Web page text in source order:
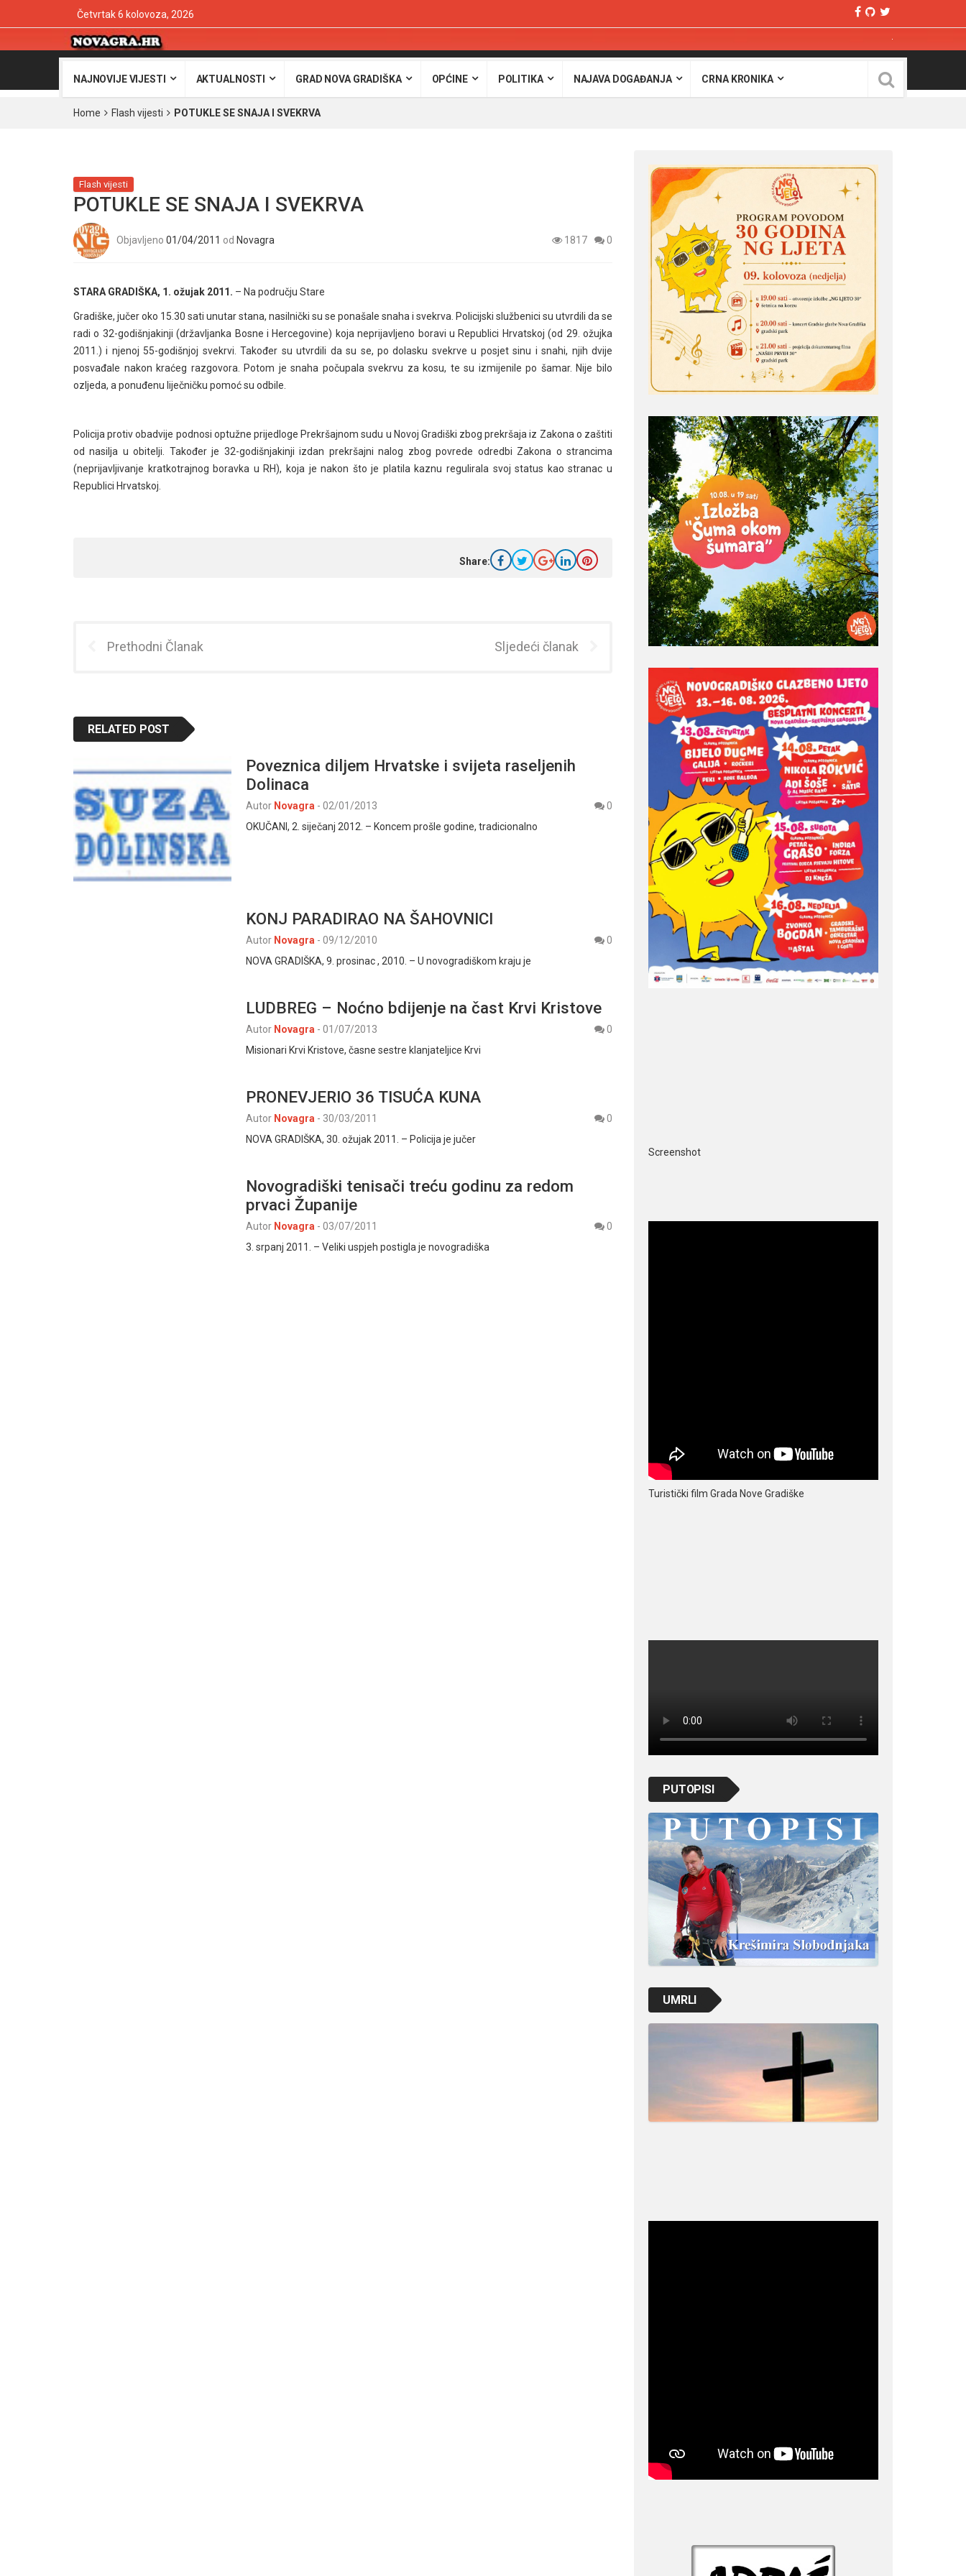
Četvrtak 6 kolovoza, 2026
NAJNOVIJE VIJESTI AKTUALNOSTI GRAD NOVA GRADIŠKA OPĆINE POLITIKA NAJAVA DOGAĐANJA CRNA KRONIKA
Home Flash vijesti POTUKLE SE SNAJA I SVEKRVA
Flash vijesti
POTUKLE SE SNAJA I SVEKRVA
Objavljeno 01/04/2011 od Novagra 1817 0
STARA GRADIŠKA, 1. ožujak 2011. – Na području Stare
Gradiške, jučer oko 15.30 sati unutar stana, nasilnički su se ponašale snaha i svekrva. Policijski službenici su utvrdili da se
radi o 32-godišnjakinji (državljanka Bosne i Hercegovine) koja neprijavljeno boravi u Republici Hrvatskoj (od 29. ožujka
2011.) i njenoj 55-godišnjoj svekrvi. Također su utvrdili da su se, po dolasku svekrve u posjet sinu i snahi, njih dvije
posvađale nakon kraćeg razgovora. Potom je snaha počupala svekrvu za kosu, te su izmijenile po šamar. Nije bilo
ozljeda, a ponuđenu liječničku pomoć su odbile.
Policija protiv obadvije podnosi optužne prijedloge Prekršajnom sudu u Novoj Gradiški zbog prekršaja iz Zakona o zaštiti
od nasilja u obitelji. Također je 32-godišnjakinji izdan prekršajni nalog zbog povrede odredbi Zakona o strancima
(neprijavljivanje kratkotrajnog boravka u RH), koja je nakon što je platila kaznu regulirala svoj status kao stranac u
Republici Hrvatskoj.
Share:
Prethodni Članak Sljedeći članak
RELATED POST
Poveznica diljem Hrvatske i svijeta raseljenih
Dolinaca
Autor Novagra - 02/01/2013
0
OKUČANI, 2. siječanj 2012. – Koncem prošle godine, tradicionalno
KONJ PARADIRAO NA ŠAHOVNICI
Autor Novagra - 09/12/2010
0
NOVA GRADIŠKA, 9. prosinac , 2010. – U novogradiškom kraju je
LUDBREG – Noćno bdijenje na čast Krvi Kristove
Autor Novagra - 01/07/2013
0
Misionari Krvi Kristove, časne sestre klanjateljice Krvi
PRONEVJERIO 36 TISUĆA KUNA
Autor Novagra - 30/03/2011
0
NOVA GRADIŠKA, 30. ožujak 2011. – Policija je jučer
Novogradiški tenisači treću godinu za redom
prvaci Županije
Autor Novagra - 03/07/2011
0
3. srpanj 2011. – Veliki uspjeh postigla je novogradiška
Screenshot
Turistički film Grada Nove Gradiške
PUTOPISI
UMRLI